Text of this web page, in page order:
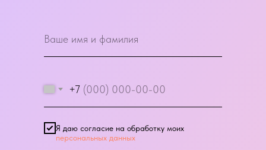
+7
Я даю согласие на обработку моих
персональных данных